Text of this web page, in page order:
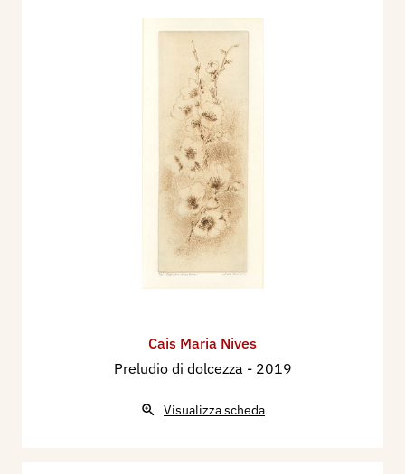
Cais Maria Nives
Preludio di dolcezza - 2019
Visualizza scheda